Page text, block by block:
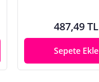
487,49 TL
Sepete Ekle